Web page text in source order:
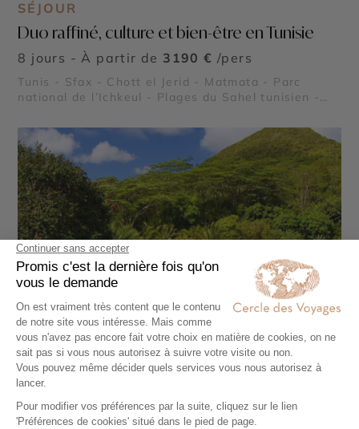
SÉJOUR
Duo raffiné, culture et bien-être en Tunisie
8 jours - À partir de 3190 € /pers
Tunis - Sfax - Chott el Jerid - Matmata - Parc
national de l’Ichkeul - Plages du Sahel tunisien -